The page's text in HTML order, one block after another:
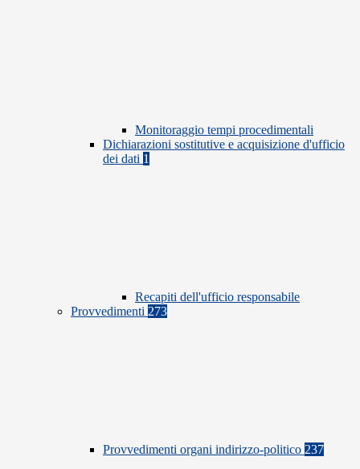
Monitoraggio tempi procedimentali
Dichiarazioni sostitutive e acquisizione d'ufficio
dei dati 1
Recapiti dell'ufficio responsabile
Provvedimenti 273
Provvedimenti organi indirizzo-politico 237